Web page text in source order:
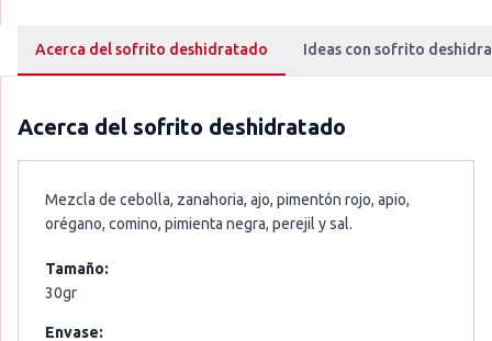
Acerca del sofrito deshidratado Ideas con sofrito
Acerca del sofrito deshidratado
Mezcla de cebolla, zanahoria, ajo, pimentón rojo, apio,
orégano, comino, pimienta negra, perejil y sal.
Tamaño:
30gr
Envase: